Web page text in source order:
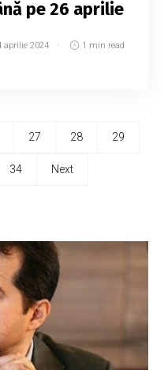
pe 26 aprilie
aprilie 2024 1 min read
27 28 29
34 Next